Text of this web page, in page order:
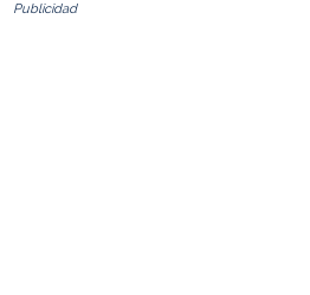
Publicidad